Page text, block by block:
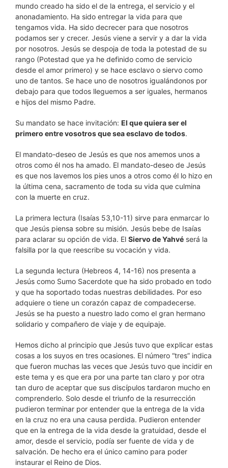
mundo creado ha sido el de la entrega, el servicio y el
anonadamiento. Ha sido entregar la vida para que
tengamos vida. Ha sido decrecer para que nosotros
podamos ser y crecer. Jesús viene a servir y a dar la vida
por nosotros. Jesús se despoja de toda la potestad de su
rango (Potestad que ya he definido como de servicio
desde el amor primero) y se hace esclavo o siervo como
uno de tantos. Se hace uno de nosotros igualándonos por
debajo para que todos lleguemos a ser iguales, hermanos
e hijos del mismo Padre.
Su mandato se hace invitación: El que quiera ser el
primero entre vosotros que sea esclavo de todos.
El mandato-deseo de Jesús es que nos amemos unos a
otros como él nos ha amado. El mandato-deseo de Jesús
es que nos lavemos los pies unos a otros como él lo hizo en
la última cena, sacramento de toda su vida que culmina
con la muerte en cruz.
La primera lectura (Isaías 53,10-11) sirve para enmarcar lo
que Jesús piensa sobre su misión. Jesús bebe de Isaías
para aclarar su opción de vida. El Siervo de Yahvé será la
falsilla por la que reescribe su vocación y vida.
La segunda lectura (Hebreos 4, 14-16) nos presenta a
Jesús como Sumo Sacerdote que ha sido probado en todo
y que ha soportado todas nuestras debilidades. Por eso
adquiere o tiene un corazón capaz de compadecerse.
Jesús se ha puesto a nuestro lado como el gran hermano
solidario y compañero de viaje y de equipaje.
Hemos dicho al principio que Jesús tuvo que explicar estas
cosas a los suyos en tres ocasiones. El número “tres” indica
que fueron muchas las veces que Jesús tuvo que incidir en
este tema y es que era por una parte tan claro y por otra
tan duro de aceptar que sus discípulos tardaron mucho en
comprenderlo. Solo desde el triunfo de la resurrección
pudieron terminar por entender que la entrega de la vida
en la cruz no era una causa perdida. Pudieron entender
que en la entrega de la vida desde la gratuidad, desde el
amor, desde el servicio, podía ser fuente de vida y de
salvación. De hecho era el único camino para poder
instaurar el Reino de Dios.